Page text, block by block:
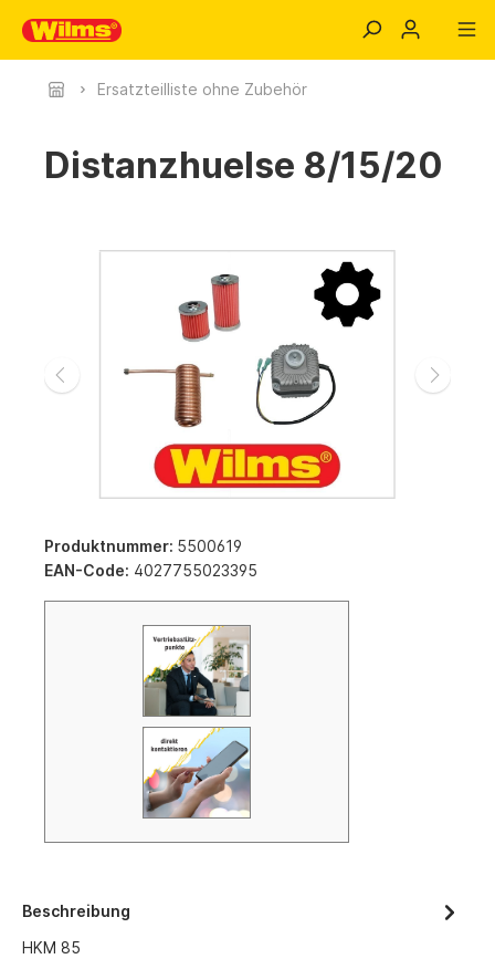
Ersatzteilliste ohne Zubehör
Distanzhuelse 8/15/20
Produktnummer: 5500619
EAN-Code: 4027755023395
Beschreibung
HKM 85